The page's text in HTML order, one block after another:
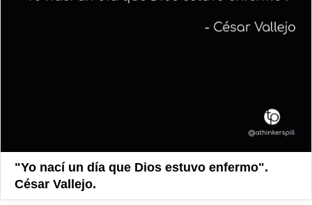
"Yo nací un día que Dios estuvo enfermo".
César Vallejo.